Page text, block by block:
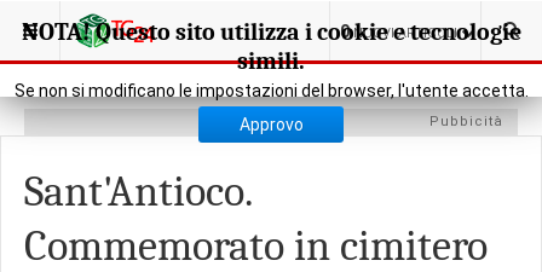
NOTA! Questo sito utilizza i cookie e tecnologie
simili.
Se non si modificano le impostazioni del browser, l'utente accetta.
Approvo
0 NUOVI ARTICOLI
SEI QUI: CRONACA CRONACA LOCALE
Pubbicità
Sant'Antioco.
Commemorato in cimitero